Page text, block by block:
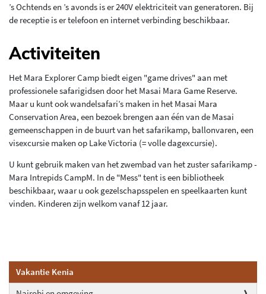
Vakantie Kenia
’s Ochtends en ’s avonds is er 240V elektriciteit van generatoren. Bij
de receptie is er telefoon en internet verbinding beschikbaar.
Activiteiten
Het Mara Explorer Camp biedt eigen "game drives" aan met
professionele safarigidsen door het Masai Mara Game Reserve.
Maar u kunt ook wandelsafari’s maken in het Masai Mara
Conservation Area, een bezoek brengen aan één van de Masai
gemeenschappen in de buurt van het safarikamp, ballonvaren, een
visexcursie maken op Lake Victoria (= volle dagexcursie).
U kunt gebruik maken van het zwembad van het zuster safarikamp -
Mara Intrepids CampM. In de "Mess" tent is een bibliotheek
beschikbaar, waar u ook gezelschapsspelen en speelkaarten kunt
vinden. Kinderen zijn welkom vanaf 12 jaar.